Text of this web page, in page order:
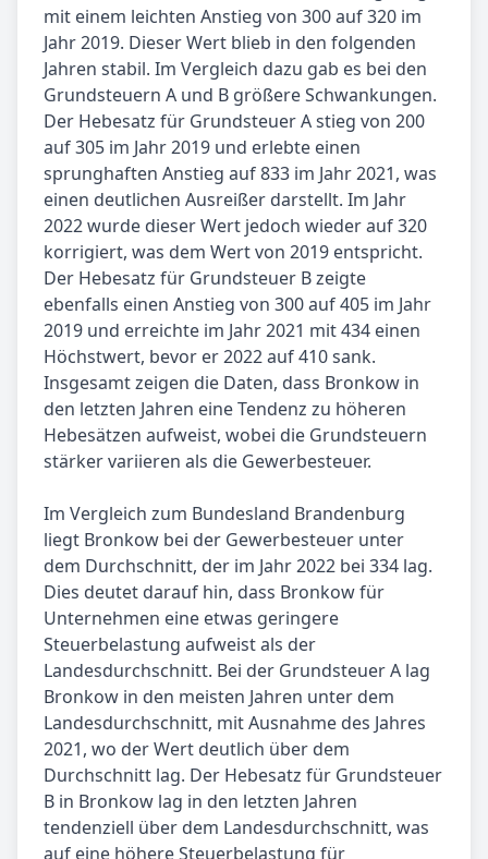
mit einem leichten Anstieg von 300 auf 320 im
Jahr 2019. Dieser Wert blieb in den folgenden
Jahren stabil. Im Vergleich dazu gab es bei den
Grundsteuern A und B größere Schwankungen.
Der Hebesatz für Grundsteuer A stieg von 200
auf 305 im Jahr 2019 und erlebte einen
sprunghaften Anstieg auf 833 im Jahr 2021, was
einen deutlichen Ausreißer darstellt. Im Jahr
2022 wurde dieser Wert jedoch wieder auf 320
korrigiert, was dem Wert von 2019 entspricht.
Der Hebesatz für Grundsteuer B zeigte
ebenfalls einen Anstieg von 300 auf 405 im Jahr
2019 und erreichte im Jahr 2021 mit 434 einen
Höchstwert, bevor er 2022 auf 410 sank.
Insgesamt zeigen die Daten, dass Bronkow in
den letzten Jahren eine Tendenz zu höheren
Hebesätzen aufweist, wobei die Grundsteuern
stärker variieren als die Gewerbesteuer.
Im Vergleich zum Bundesland Brandenburg
liegt Bronkow bei der Gewerbesteuer unter
dem Durchschnitt, der im Jahr 2022 bei 334 lag.
Dies deutet darauf hin, dass Bronkow für
Unternehmen eine etwas geringere
Steuerbelastung aufweist als der
Landesdurchschnitt. Bei der Grundsteuer A lag
Bronkow in den meisten Jahren unter dem
Landesdurchschnitt, mit Ausnahme des Jahres
2021, wo der Wert deutlich über dem
Durchschnitt lag. Der Hebesatz für Grundsteuer
B in Bronkow lag in den letzten Jahren
tendenziell über dem Landesdurchschnitt, was
auf eine höhere Steuerbelastung für